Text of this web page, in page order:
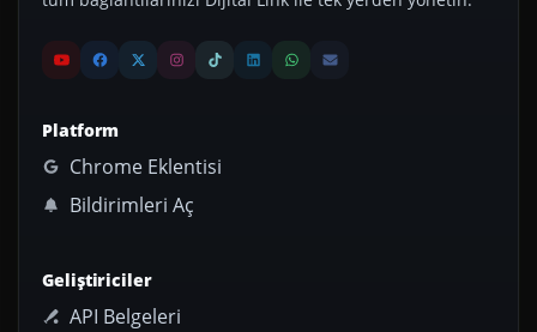
Platform
Chrome Eklentisi
Bildirimleri Aç
Geliştiriciler
API Belgeleri